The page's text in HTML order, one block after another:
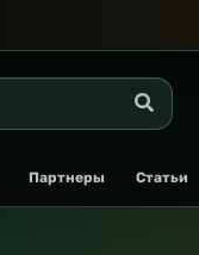
Партнеры Статьи